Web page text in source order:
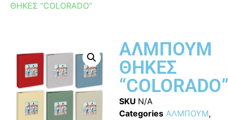
ΘΗΚΕΣ “COLORADO”
ΑΛΜΠΟΥΜ
ΘΗΚΕΣ
“COLORADO”
SKU N/A
Categories ΑΛΜΠΟΥΜ,